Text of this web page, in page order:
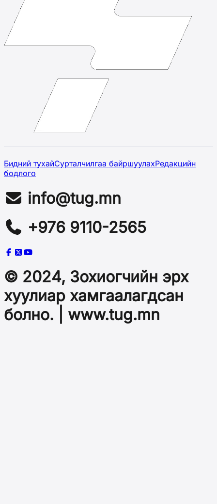
Бидний тухайСурталчилгаа байршуулахРедакцийн
бодлого
info@tug.mn
+976 9110-2565
© 2024, Зохиогчийн эрх
хуулиар хамгаалагдсан
болно. | www.tug.mn